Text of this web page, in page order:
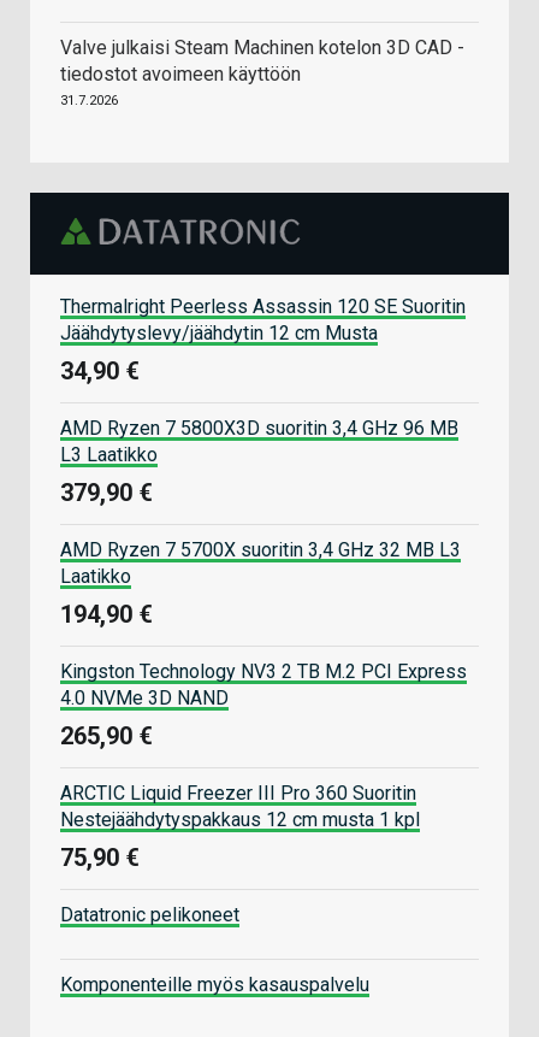
Valve julkaisi Steam Machinen kotelon 3D CAD -
tiedostot avoimeen käyttöön
31.7.2026
Thermalright Peerless Assassin 120 SE Suoritin
Jäähdytyslevy/jäähdytin 12 cm Musta
34,90 €
AMD Ryzen 7 5800X3D suoritin 3,4 GHz 96 MB
L3 Laatikko
379,90 €
AMD Ryzen 7 5700X suoritin 3,4 GHz 32 MB L3
Laatikko
194,90 €
Kingston Technology NV3 2 TB M.2 PCI Express
4.0 NVMe 3D NAND
265,90 €
ARCTIC Liquid Freezer III Pro 360 Suoritin
Nestejäähdytyspakkaus 12 cm musta 1 kpl
75,90 €
Datatronic pelikoneet
Komponenteille myös kasauspalvelu